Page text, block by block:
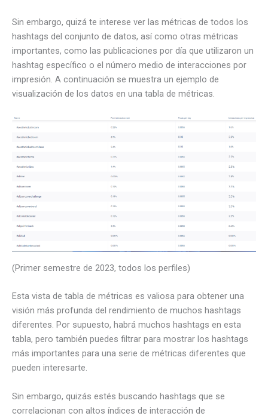
Sin embargo, quizá te interese ver las métricas de todos los
hashtags del conjunto de datos, así como otras métricas
importantes, como las publicaciones por día que utilizaron un
hashtag específico o el número medio de interacciones por
impresión. A continuación se muestra un ejemplo de
visualización de los datos en una tabla de métricas.
(Primer semestre de 2023, todos los perfiles)
Esta vista de tabla de métricas es valiosa para obtener una
visión más profunda del rendimiento de muchos hashtags
diferentes. Por supuesto, habrá muchos hashtags en esta
tabla, pero también puedes filtrar para mostrar los hashtags
más importantes para una serie de métricas diferentes que
pueden interesarte.
Sin embargo, quizás estés buscando hashtags que se
correlacionan con altos índices de interacción de